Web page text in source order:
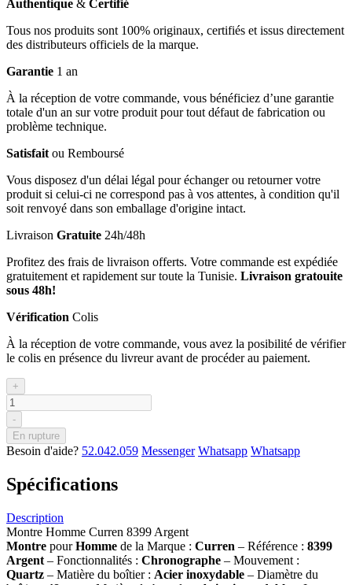
Authentique & Certifié
Tous nos produits sont 100% originaux, certifiés et issus directement
des distributeurs officiels de la marque.
Garantie 1 an
À la réception de votre commande, vous bénéficiez d’une garantie
totale d'un an sur votre produit pour tout défaut de fabrication ou
problème technique.
Satisfait ou Remboursé
Vous disposez d'un délai légal pour échanger ou retourner votre
produit si celui-ci ne correspond pas à vos attentes, à condition qu'il
soit renvoyé dans son emballage d'origine intact.
Livraison Gratuite 24h/48h
Profitez des frais de livraison offerts. Votre commande est expédiée
gratuitement et rapidement sur toute la Tunisie. Livraison gratouite
sous 48h!
Vérification Colis
À la réception de votre commande, vous avez la posibilité de vérifier
le colis en présence du livreur avant de procéder au paiement.
+
-
En rupture
Besoin d'aide? 52.042.059 Messenger Whatsapp Whatsapp
Spécifications
Description
Montre Homme Curren 8399 Argent
Montre pourHomme de la Marque : Curren – Référence : 8399
Argent – Fonctionnalités : Chronographe – Mouvement :
Quartz – Matière du boîtier : Acier inoxydable – Diamètre du